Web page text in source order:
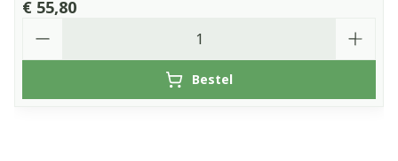
€ 55,80
Bestel